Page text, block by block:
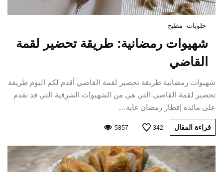
حلويات مطبخ
شهيوات رمضانية: طريقة تحضير لقمة
القاضي
شهيوات رمضانية طريقة تحضير لقمة القاضي أقدم لكم اليوم طريقة
تحضير لقمة القاضي التي هي من الشهيوات الشرقية التي قد تقدم
على مائدة إفطار رمضان غاية…
قراءة المقال 342
5857